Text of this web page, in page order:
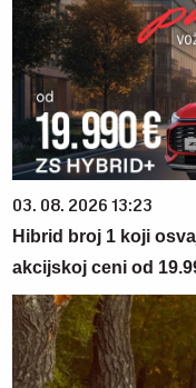
03. 08. 2026 13:23
Hibrid broj 1 koji
akcijskoj ceni od